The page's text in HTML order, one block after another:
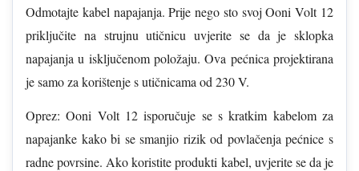
Odmotajte kabel napajanja. Prije nego sto svoj Ooni Volt 12
priključite na strujnu utičnicu uvjerite se da je sklopka
napajanja u isključenom položaju. Ova pećnica projektirana
je samo za korištenje s utičnicama od 230 V.
Oprez: Ooni Volt 12 isporučuje se s kratkim kabelom za
napajanke kako bi se smanjio rizik od povlačenja pećnice s
radne povrsine. Ako koristite produkti kabel, uvjerite se da je